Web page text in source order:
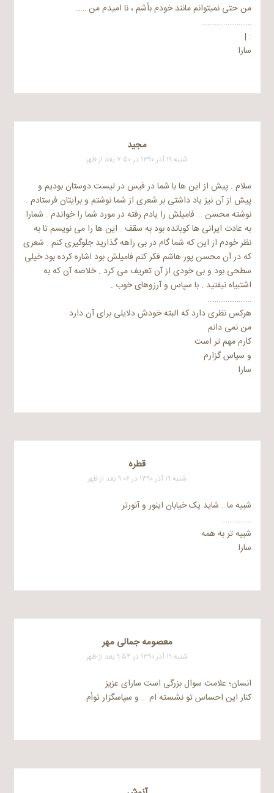
من حتی نمیتوانم مانند خودم بأشم ، نا امیدم من …..
……………………..
: |
سارا
مجید
شنبه ۱۹ آذر ۱۳۹۰ در ۷:۵۰ بعد از ظهر
سلام . پیش از این ها با شما در فیس در لیست دوستان بودیم و
پیش از آن نیز یاد داشتی بر شعری از شما نوشتم و برایتان فرستادم .
نوشته محسن … فامیلش را یادم رفته در مورد شما را خواندم . شمارا
به عادت ایرانی ها کوبانده بود به سقف . این ها را می نویسم تا به
نظر خودم از این که شما گام در بی راهه گذارید جلوگیری کنم . شعری
که در آن محسن پور هاشم فکر کنم فامیلش بود اشاره کرده بود خیلی
سطحی بود و بی خودی از آن تعریف می کرد . خلاصه آن که به
اشتبیاه نیفتید . با سپاس و آرزوهای خوب .
……………………
هرکس نظری دارد که البته خودش دلایلی برای آن دارد
من نمی دانم
کارم مهم تر است
و سپاس گزارم
سارا
قطره
شنبه ۱۹ آذر ۱۳۹۰ در ۹:۰۶ بعد از ظهر
شبیه ما… شاید یک خیابان اینور و آنورتر
…………….
شبیه تر به همه
سارا
معصومه جمالی مهر
شنبه ۱۹ آذر ۱۳۹۰ در ۹:۵۴ بعد از ظهر
انسان؛ علامت سوال بزرگی است سارای عزیز
کنار این احساس تو نشسته ام … و سپاسگزار توأم.